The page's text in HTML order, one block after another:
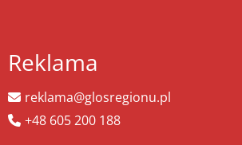
Reklama
reklama@glosregionu.pl
+48 605 200 188